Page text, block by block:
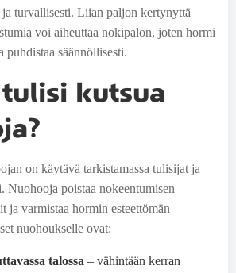
turvallisesti. Liian paljon kertynyttä
voi aiheuttaa nokipalon, joten hormi
puhdistaa säännöllisesti.
kutsua
on käytävä tarkistamassa tulisijat ja
Nuohooja poistaa nokeentumisen
ja varmistaa hormin esteettömän
nuohoukselle ovat:
talossa – vähintään kerran